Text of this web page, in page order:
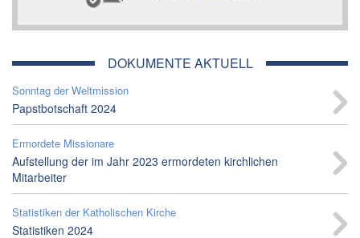
DOKUMENTE AKTUELL
Sonntag der Weltmission
Papstbotschaft 2024
Ermordete Missionare
Aufstellung der im Jahr 2023 ermordeten kirchlichen
Mitarbeiter
Statistiken der Katholischen Kirche
Statistiken 2024